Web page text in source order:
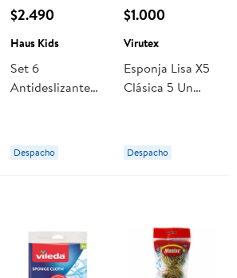
$2.490
Haus Kids
Set 6
Antideslizante
Despacho
$1.000
Virutex
Esponja Lisa X5
Clásica 5 Un
Despacho